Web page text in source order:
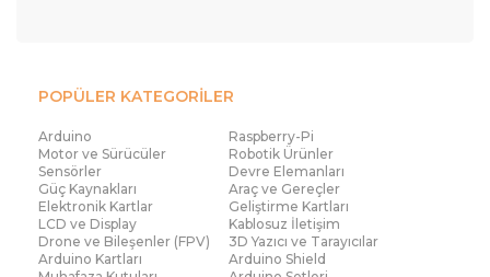
POPÜLER KATEGORİLER
Arduino
Raspberry-Pi
Motor ve Sürücüler
Robotik Ürünler
Sensörler
Devre Elemanları
Güç Kaynakları
Araç ve Gereçler
Elektronik Kartlar
Geliştirme Kartları
LCD ve Display
Kablosuz İletişim
Drone ve Bileşenler (FPV)
3D Yazıcı ve Tarayıcılar
Arduino Kartları
Arduino Shield